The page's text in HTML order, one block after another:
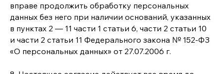
вправе продолжить обработку персональных
данных без него при наличии оснований, указанных
в пунктах 2 — 11 части 1 статьи 6, части 2 статьи 10
и части 2 статьи 11 Федерального закона № 152-ФЗ
«О персональных данных» от 27.07.2006 г.